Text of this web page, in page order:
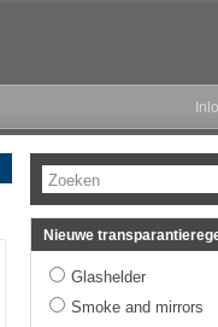
Zoeken
Nieuwe
Glashelder
Smoke and mirrors